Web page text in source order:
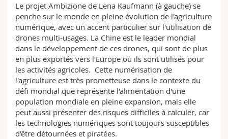
Le projet Ambizione de Lena Kaufmann (à gauche) se
penche sur le monde en pleine évolution de l'agriculture
numérique, avec un accent particulier sur l'utilisation de
drones multi-usages. La Chine est le leader mondial
dans le développement de ces drones, qui sont de plus
en plus exportés vers l'Europe où ils sont utilisés pour
les activités agricoles. Cette numérisation de
l'agriculture est très prometteuse dans le contexte du
défi mondial que représente l'alimentation d'une
population mondiale en pleine expansion, mais elle
peut aussi présenter des risques difficiles à calculer, car
les technologies numériques sont toujours susceptibles
d'être détournées et piratées.